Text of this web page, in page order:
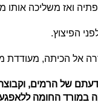
ואז משליכה אותו
הפיצוץ.
אל הכיתה, מעודדת
של הרמים,
במורד החומה